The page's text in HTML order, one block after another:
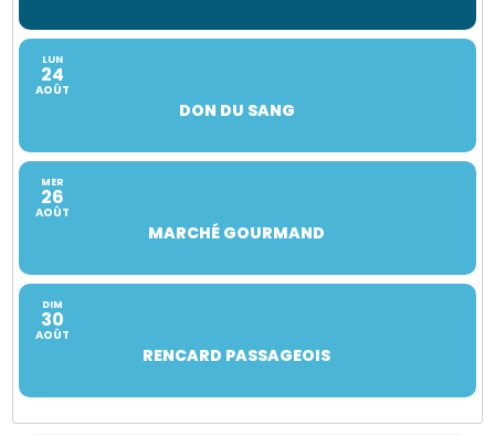
LUN
24
AOÛT
DON DU SANG
MER
26
AOÛT
MARCHÉ GOURMAND
DIM
30
AOÛT
RENCARD PASSAGEOIS